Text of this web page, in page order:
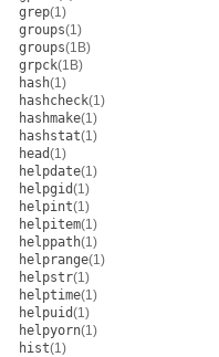
grep(1)
groups(1)
groups(1B)
grpck(1B)
hash(1)
hashcheck(1)
hashmake(1)
hashstat(1)
head(1)
helpdate(1)
helpgid(1)
helpint(1)
helpitem(1)
helppath(1)
helprange(1)
helpstr(1)
helptime(1)
helpuid(1)
helpyorn(1)
hist(1)